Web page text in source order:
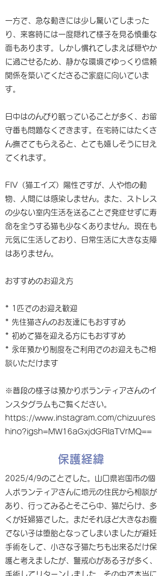
一方で、急な動きには少し驚いてしまった
り、来客時には一度隠れて様子を見る慎重な
面もあります。しかし慣れてしまえば穏やか
に過ごせるため、静かな環境でゆっくり信頼
関係を築いてくださるご家庭に向いていま
す。
日中はのんびり眠っていることが多く、お留
守番も問題なくできます。在宅時にはたくさ
ん撫でてもらえると、とても嬉しそうに甘え
てくれます。
FIV（猫エイズ）陽性ですが、人や他の動
物、人間には感染しません。また、ストレス
の少ない室内生活を送ることで発症せずに寿
命を全うする猫も少なくありません。現在も
元気に生活しており、日常生活に大きな支障
はありません。
おすすめのお迎え方
* 1匹でのお迎え歓迎
* 先住猫さんのお友達にもおすすめ
* 初めて猫を迎える方にもおすすめ
* 永年預かり制度をご利用でのお迎えもご相
談いただけます
※普段の様子は預かりボランティアさんのイ
ンスタグラムもご覧ください。
https://www.instagram.com/chizuures
hino?igsh=MW16aGxjdGRlaTVrMQ==
保護経緯
2025/4/9のことでした。山口県岩国市の個
人ボランティアさんに地元の住民から相談が
あり、行ってみるとそこら中、猫だらけ、多
くが妊婦猫でした。まだそれほど大きなお腹
でない子は堕胎となってしまいましたが避妊
手術をして、小さな子猫たちも出来るだけ保
護と考えましたが、警戒心がある子が多く、
手術してリターンしました。その中で本当に